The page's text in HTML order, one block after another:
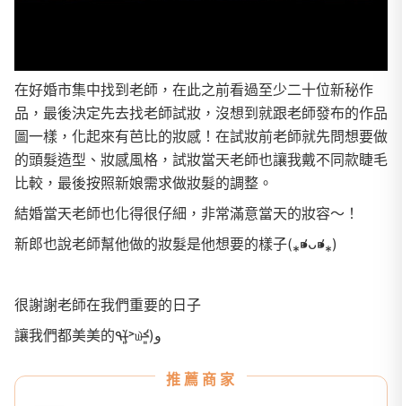
在好婚市集中找到老師，在此之前看過至少二十位新秘作
品，最後決定先去找老師試妝，沒想到就跟老師發布的作品
圖一樣，化起來有芭比的妝感！在試妝前老師就先問想要做
的頭髮造型、妝感風格，試妝當天老師也讓我戴不同款睫毛
比較，最後按照新娘需求做妝髮的調整。
結婚當天老師也化得很仔細，非常滿意當天的妝容～！
新郎也說老師幫他做的妝髮是他想要的樣子(⁎⁍̴̛ᴗ⁍̴̛⁎)
很謝謝老師在我們重要的日子
讓我們都美美的٩(˃̶͈̀௰˂̶͈́)و
推薦商家